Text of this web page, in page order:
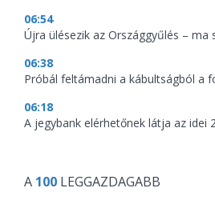
06:54
Újra ülésezik az Országgyűlés –
06:38
Próbál feltámadni a kábultságból a
06:18
A jegybank elérhetőnek látja az idei
A 100 LEGGAZDAGABB